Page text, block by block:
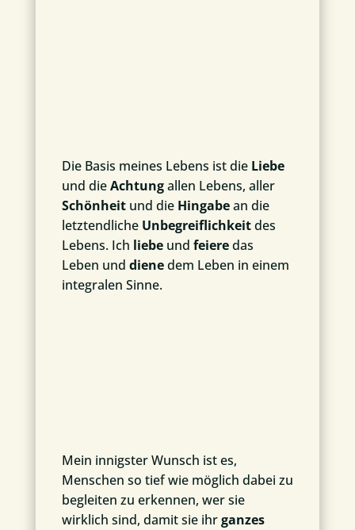
Die Basis meines Lebens ist die Liebe
und dieAchtungallen Lebens, aller
Schönheitund die Hingabean die
letztendliche Unbegreiflichkeitdes
Lebens. Ich liebeund feieredas
Leben und dienedem Leben in einem
integralen Sinne.
Mein innigster Wunsch ist es,
Menschen so tief wie möglich dabei zu
begleiten zu erkennen, wer sie
wirklich sind, damit sie ihrganzes